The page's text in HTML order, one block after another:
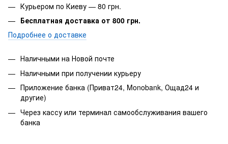
Курьером по Киеву — 80 грн.
Бесплатная доставка от 800 грн.
Подробнее о доставке
Наличными на Новой почте
Наличными при получении курьеру
Приложение банка (Приват24, Monobank, Ощад24 и
другие)
Через кассу или терминал самообслуживания вашего
банка